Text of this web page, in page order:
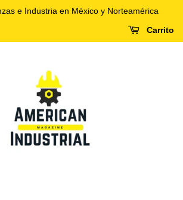
e Industria en México y Norteamérica
Carrito